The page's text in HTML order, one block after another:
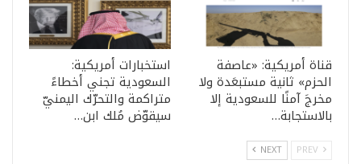
قناة أمريكية: «عاصفة
الحزم» ثانية مستبعَدة ولا
مخرجَ آمنًا للسعودية إلا
بالاستجابة…
استخبارات أمريكية:
السعودية تجني أخطاءً
متراكمة والتحرّك اليمنيّ
سيقوّض مُلك ابن…
NEXT